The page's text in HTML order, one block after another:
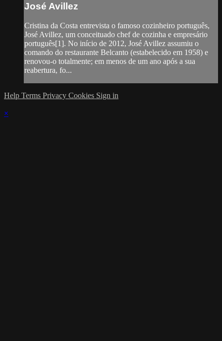
José Avillez
Cristina da Costa entrevista o famoso cozinheiro português,
José Avillez, um conceituado chef de cozinha e empresário
português[1]. No início de 2012, José Avillez assumiu o
comando do restaurante Belcanto (estabelecido em 1958) e
renovou-o totalmente; em menos de um ano após a sua
reabertura, fo...
Help Terms Privacy Cookies Sign in
×